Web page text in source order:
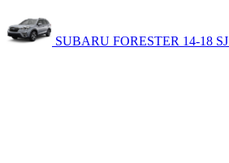
SUBARU FORESTER 14-18 SJ